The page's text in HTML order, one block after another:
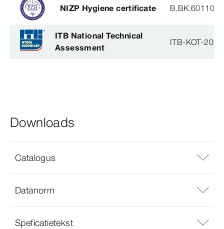
NIZP Hygiene certificate
ITB National Technical
Assessment
ITB-KOT-
Downloads
Catalogus
Datanorm
Speficatietekst